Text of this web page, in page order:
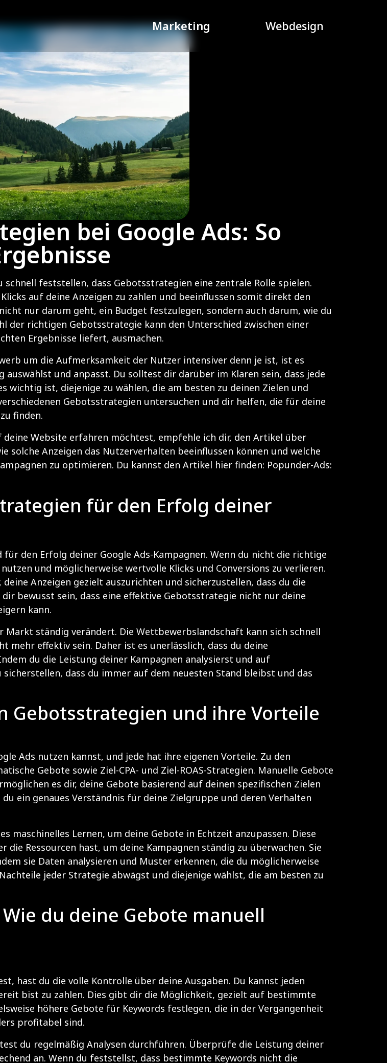
Marketing Webdesign
bei Google Ads: So
feststellen, dass Gebotsstrategien eine zentrale Rolle spielen.
auf deine Anzeigen zu zahlen und beeinflussen somit direkt den
nur darum geht, ein Budget festzulegen, sondern auch darum, wie du
der richtigen Gebotsstrategie kann den Unterschied zwischen einer
Ergebnisse liefert, ausmachen.
um die Aufmerksamkeit der Nutzer intensiver denn je ist, ist es
und anpasst. Du solltest dir darüber im Klaren sein, dass jede
wichtig ist, diejenige zu wählen, die am besten zu deinen Zielen und
Gebotsstrategien untersuchen und dir helfen, die für deine
finden.
Website erfahren möchtest, empfehle ich dir, den Artikel über
solche Anzeigen das Nutzerverhalten beeinflussen können und welche
zu optimieren. Du kannst den Artikel hier finden: Popunder-Ads:
für den Erfolg deiner
den Erfolg deiner Google Ads-Kampagnen. Wenn du nicht die richtige
und möglicherweise wertvolle Klicks und Conversions zu verlieren.
Anzeigen gezielt auszurichten und sicherzustellen, dass du die
bewusst sein, dass eine effektive Gebotsstrategie nicht nur deine
kann.
Markt ständig verändert. Die Wettbewerbslandschaft kann sich schnell
effektiv sein. Daher ist es unerlässlich, dass du deine
du die Leistung deiner Kampagnen analysierst und auf
dass du immer auf dem neuesten Stand bleibst und das
Gebotsstrategien und ihre Vorteile
Ads nutzen kannst, und jede hat ihre eigenen Vorteile. Zu den
Gebote sowie Ziel-CPA- und Ziel-ROAS-Strategien. Manuelle Gebote
es dir, deine Gebote basierend auf deinen spezifischen Zielen
ein genaues Verständnis für deine Zielgruppe und deren Verhalten
maschinelles Lernen, um deine Gebote in Echtzeit anzupassen. Diese
Ressourcen hast, um deine Kampagnen ständig zu überwachen. Sie
sie Daten analysieren und Muster erkennen, die du möglicherweise
jeder Strategie abwägst und diejenige wählst, die am besten zu
du deine Gebote manuell
hast du die volle Kontrolle über deine Ausgaben. Du kannst jeden
bist zu zahlen. Dies gibt dir die Möglichkeit, gezielt auf bestimmte
höhere Gebote für Keywords festlegen, die in der Vergangenheit
profitabel sind.
du regelmäßig Analysen durchführen. Überprüfe die Leistung deiner
an. Wenn du feststellst, dass bestimmte Keywords nicht die